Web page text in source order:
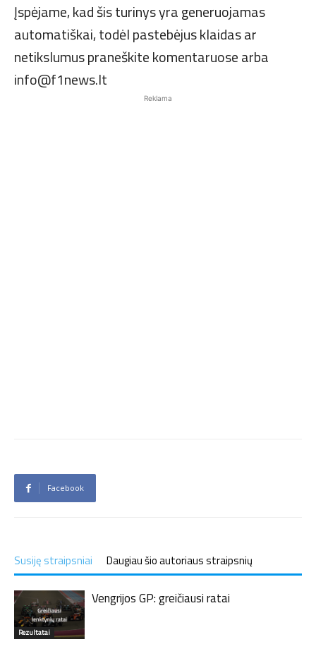
Įspėjame, kad šis turinys yra generuojamas
automatiškai, todėl pastebėjus klaidas ar
netikslumus praneškite komentaruose arba
info@f1news.lt
Reklama
Facebook
Susiję straipsniai Daugiau šio autoriaus straipsnių
Rezultatai
Vengrijos GP: greičiausi ratai